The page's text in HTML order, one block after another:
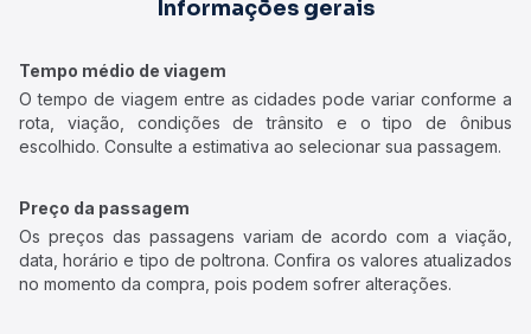
Informações gerais
Tempo médio de viagem
O tempo de viagem entre as cidades pode variar conforme a
rota, viação, condições de trânsito e o tipo de ônibus
escolhido. Consulte a estimativa ao selecionar sua passagem.
Preço da passagem
Os preços das passagens variam de acordo com a viação,
data, horário e tipo de poltrona. Confira os valores atualizados
no momento da compra, pois podem sofrer alterações.